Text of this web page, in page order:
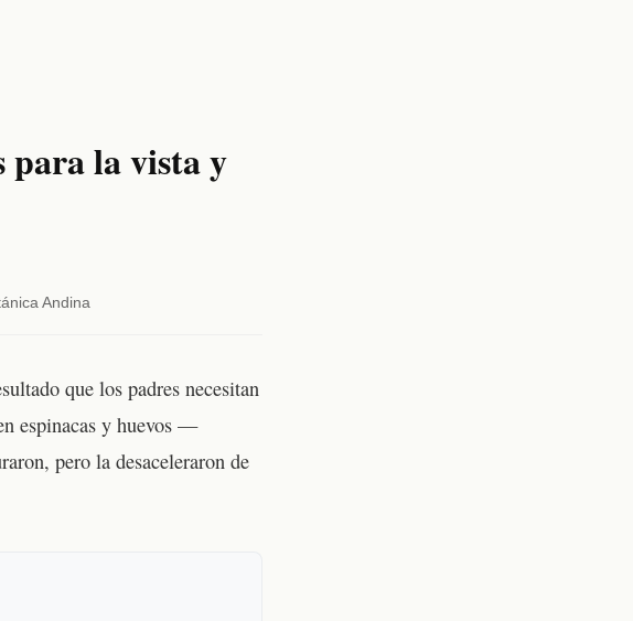
para la vista y
Andina
que los padres necesitan
espinacas y huevos —
pero la desaceleraron de